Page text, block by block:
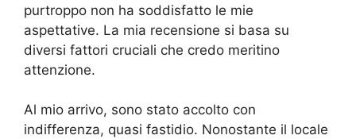
purtroppo non ha soddisfatto le mie
aspettative. La mia recensione si basa su
diversi fattori cruciali che credo meritino
attenzione.
Al mio arrivo, sono stato accolto con
indifferenza, quasi fastidio. Nonostante il locale